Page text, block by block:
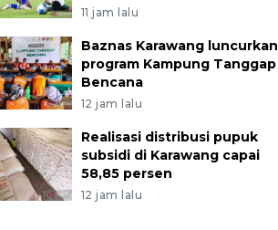
11 jam lalu
Baznas Karawang luncurkan
program Kampung Tanggap
Bencana
12 jam lalu
Realisasi distribusi pupuk
subsidi di Karawang capai
58,85 persen
12 jam lalu